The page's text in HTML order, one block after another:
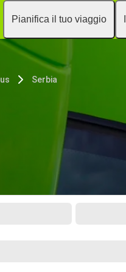
Pianifica il tuo viaggio
Serbia